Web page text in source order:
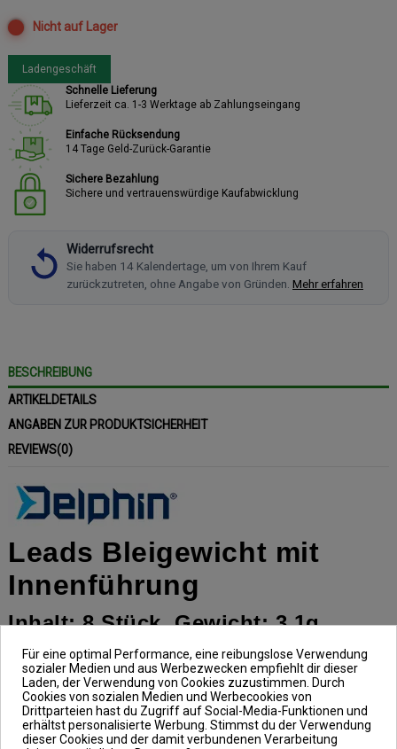
Nicht auf Lager
Ladengeschäft
Schnelle Lieferung
Lieferzeit ca. 1-3 Werktage ab Zahlungseingang
Einfache Rücksendung
14 Tage Geld-Zurück-Garantie
Sichere Bezahlung
Sichere und vertrauenswürdige Kaufabwicklung
Widerrufsrecht
Sie haben 14 Kalendertage, um von Ihrem Kauf
zurückzutreten, ohne Angabe von Gründen. Mehr erfahren
BESCHREIBUNG
ARTIKELDETAILS
ANGABEN ZUR PRODUKTSICHERHEIT
REVIEWS(0)
Leads Bleigewicht mit
Innenführung
Inhalt: 8 Stück, Gewicht: 3,1g
Bei den Leads Bleigewicht mit
Innenführung, aus dem Hause
Delphin, handelt es sich um ein
Für eine optimal Performance, eine reibungslose Verwendung
sozialer Medien und aus Werbezwecken empfiehlt dir dieser
Laden, der Verwendung von Cookies zuzustimmen. Durch
Cookies von sozialen Medien und Werbecookies von
Drittparteien hast du Zugriff auf Social-Media-Funktionen und
erhältst personalisierte Werbung. Stimmst du der Verwendung
dieser Cookies und der damit verbundenen Verarbeitung